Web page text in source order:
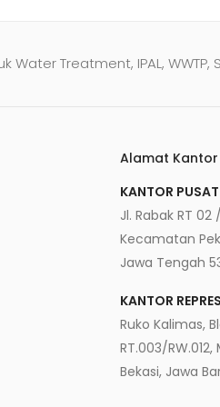
Water Treatment, IPAL,
Alamat Kantor
KANTOR
Jl. Rabak RT
Kecamatan
Jawa Tengah
KANTOR
Ruko Kalimas,
RT.003/
Bekasi, Jawa